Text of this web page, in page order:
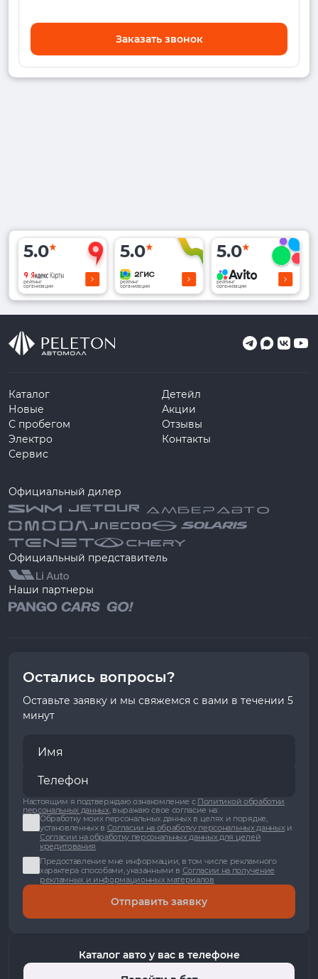
Заказать звонок
5.0
рейтинг
организации
5.0
рейтинг
организации
5.0
рейтинг
организации
Каталог
Новые
С пробегом
Электро
Сервис
Детейл
Акции
Отзывы
Контакты
Официальный дилер
Официальный представитель
Наши партнеры
Остались вопросы?
Оставьте заявку и мы свяжемся с вами в течении 5
минут
Настоящим я подтверждаю ознакомление с Политикой обработки
персональных данных, выражаю свое согласие на:
Обработку моих персональных данных в целях и порядке,
установленных в Согласии на обработку персональных данныхи
Согласии на обработку персональных данных для целей
кредитования
Предоставление мне информации, в том числе рекламного
характера способами, указанными в Согласии на получение
рекламных и информационных материалов
Отправить заявку
Каталог авто у вас в телефоне